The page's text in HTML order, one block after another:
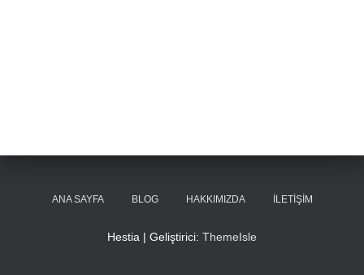
ANA SAYFA BLOG HAKKIMIZDA İLETIŞIM
Hestia | Geliştirici: ThemeIsle